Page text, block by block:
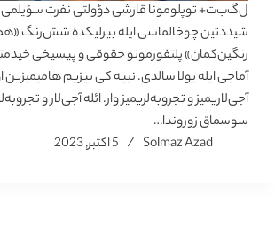
ل‌گ‌ب‌ت+ توپلومونا قارشی دؤولتی نفرت
شیددتین چوخالماسی ایله بیرلیکده شش‌رنگ
رنگین‌کمان» پلتفورمونو حقوقی و پیسیخی
آماجی ایله یولا سالدی. نییه کی بیزیم هامیمیزین
آجی‌لاریمیز و تجروبه‌لریمیز وار. ائله آجی‌لار و
سوسماق زوروندا…
Solmaz Azad
5 اکتبر, 2023